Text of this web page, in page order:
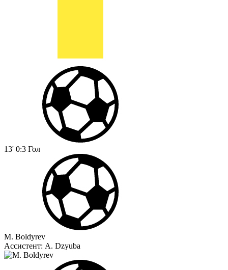
13' 0:3 Гол
M. Boldyrev
Ассистент: A. Dzyuba